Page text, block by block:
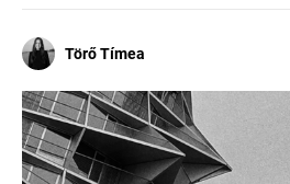
Törő Tímea